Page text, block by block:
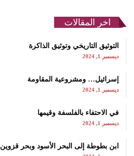
اخر المقالات
التوثيق التاريخي وتوثيق الذاكرة
ديسمبر 1, 2024
إسرائيل… ومشروعية المقاومة
ديسمبر 1, 2024
في الاحتفاء بالفلسفة وقيمها
ديسمبر 1, 2024
ابن بطوطة إلى البحر الأسود وبحر قزوين